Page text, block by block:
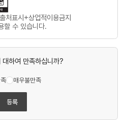
처표시+상업적이용금지
할 수 있습니다.
하여 만족하십니까?
매우불만족
등록